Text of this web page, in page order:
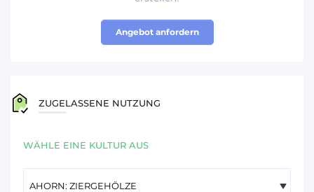
Angebot anfordern
ZUGELASSENE NUTZUNG
WÄHLE EINE KULTUR AUS